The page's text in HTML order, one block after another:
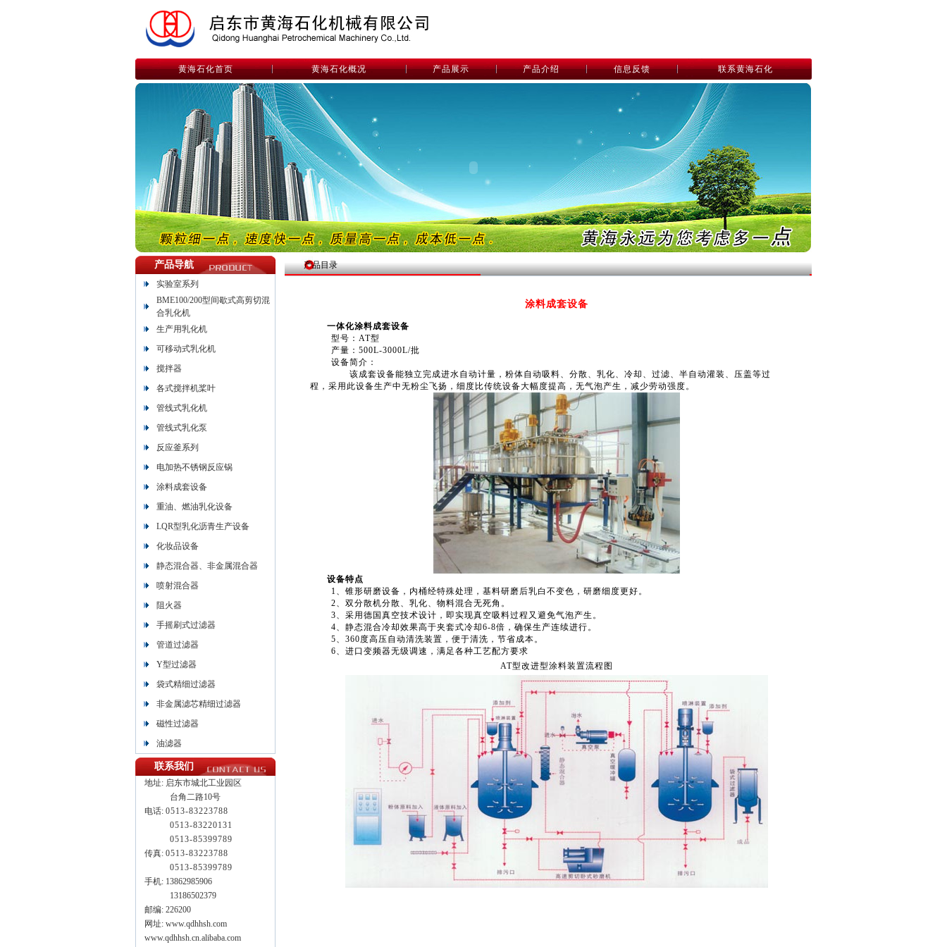
黄海石化首页 黄海石化概况 产品展示 产品介绍 信息反馈 联系黄海石化
产品导航
实验室系列
BME100/200型间歇式高剪切混
合乳化机
生产用乳化机
可移动式乳化机
搅拌器
各式搅拌机桨叶
管线式乳化机
管线式乳化泵
反应釜系列
电加热不锈钢反应锅
涂料成套设备
重油、燃油乳化设备
LQR型乳化沥青生产设备
化妆品设备
静态混合器、非金属混合器
喷射混合器
阻火器
手摇刷式过滤器
管道过滤器
Y型过滤器
袋式精细过滤器
非金属滤芯精细过滤器
磁性过滤器
油滤器
联系我们
地址: 启东市城北工业园区
台角二路10号
电话: 0513-83223788
0513-83220131
0513-85399789
传真: 0513-83223788
0513-85399789
手机: 13862985906
13186502379
邮编: 226200
网址: www.qdhhsh.com
www.qdhhsh.cn.alibaba.com
产品目录
涂料成套设备
一体化涂料成套设备
型号：AT型
产量：500L-3000L/批
设备简介：
该成套设备能独立完成进水自动计量，粉体自动吸料、分散、乳化、冷却、过滤、半自动灌装、压盖等过
程，采用此设备生产中无粉尘飞扬，细度比传统设备大幅度提高，无气泡产生，减少劳动强度。
设备特点
1、锥形研磨设备，内桶经特殊处理，基料研磨后乳白不变色，研磨细度更好。
2、双分散机分散、乳化、物料混合无死角。
3、采用德国真空技术设计，即实现真空吸料过程又避免气泡产生。
4、静态混合冷却效果高于夹套式冷却6-8倍，确保生产连续进行。
5、360度高压自动清洗装置，便于清洗，节省成本。
6、进口变频器无级调速，满足各种工艺配方要求
AT型改进型涂料装置流程图